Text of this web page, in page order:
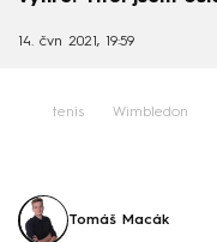
14. čvn 2021, 19:59
tenis Wimbledon
Tomáš Macák